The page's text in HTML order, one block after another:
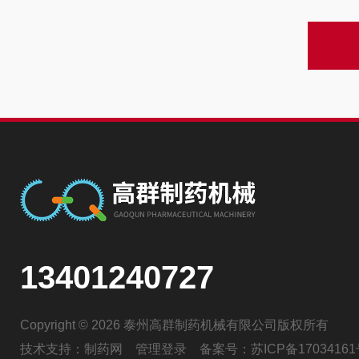
13401240727
Copyright © 2026 泰州高群制药机械有限公司版权所有
技术支持： 制药网 管理登录 备案号： 苏ICP备17034161